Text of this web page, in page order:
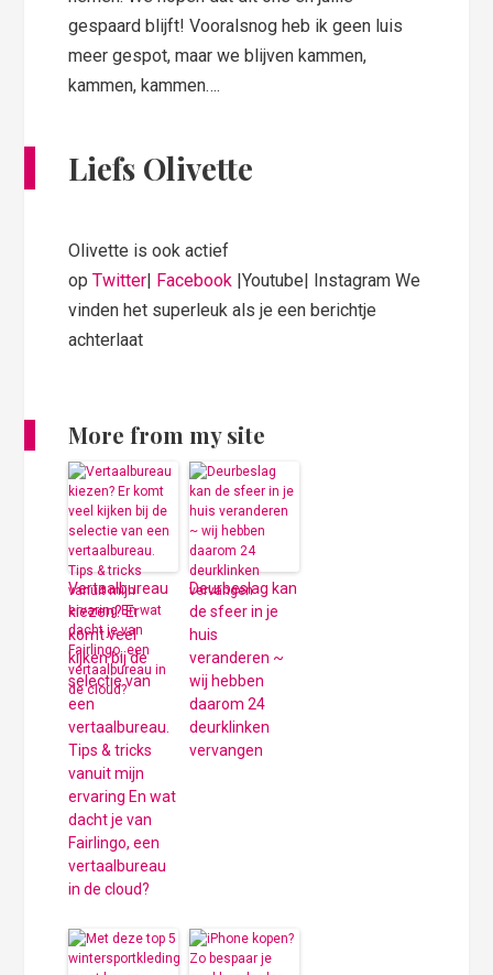
gespaard blijft! Vooralsnog heb ik geen luis
meer gespot, maar we blijven kammen,
kammen, kammen….
Liefs Olivette
Olivette is ook actief
op Twitter| Facebook |Youtube| Instagram We
vinden het superleuk als je een berichtje
achterlaat
More from my site
Vertaalbureau
kiezen? Er
komt veel
kijken bij de
selectie van
een
vertaalbureau.
Tips & tricks
vanuit mijn
ervaring En wat
dacht je van
Fairlingo, een
vertaalbureau
in de cloud?
Deurbeslag kan
de sfeer in je
huis
veranderen ~
wij hebben
daarom 24
deurklinken
vervangen